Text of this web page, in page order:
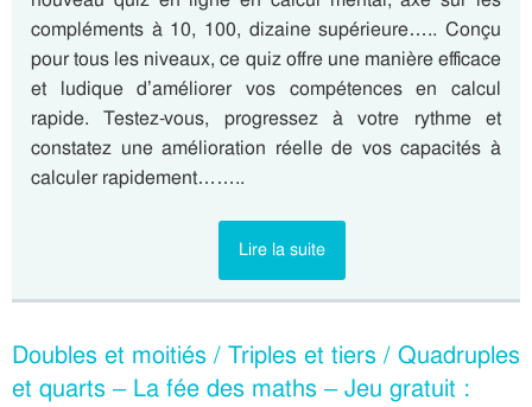
compléments à 10, 100, dizaine supérieure….. Conçu
pour tous les niveaux, ce quiz offre une manière efficace
et ludique d’améliorer vos compétences en calcul
rapide. Testez-vous, progressez à votre rythme et
constatez une amélioration réelle de vos capacités à
calculer rapidement……..
Lire la suite
Doubles et moitiés / Triples et tiers / Quadruples
et quarts – La fée des maths – Jeu gratuit :